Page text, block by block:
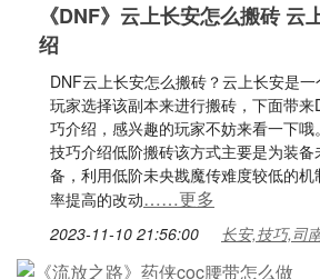
《DNF》云上长安怎么搬砖 云
绍
DNF云上长安怎么搬砖？云上长安是
玩家选择该副本来进行搬砖，下面带
巧介绍，感兴趣的玩家不妨来看一下
技巧介绍低阶搬砖该方式主要是为装
备，利用低阶未央戡魔传难度较低的
率提高的改动……更多
2023-11-10 21:56:00 长安,技巧,司